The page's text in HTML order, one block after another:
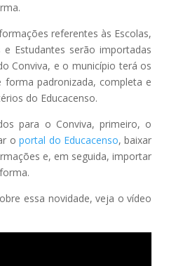
referentes às Escolas,
e Estudantes serão importadas
Conviva, e o município terá os
forma padronizada, completa e
do Educacenso.
para o Conviva, primeiro, o
oportal do Educacenso, baixar
e, em seguida, importar
essa novidade, veja o vídeo